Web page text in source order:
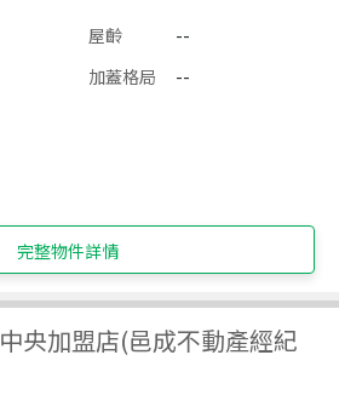
屋齡
--
加蓋格局
--
完整物件詳情
央加盟店(邑成不動產經紀